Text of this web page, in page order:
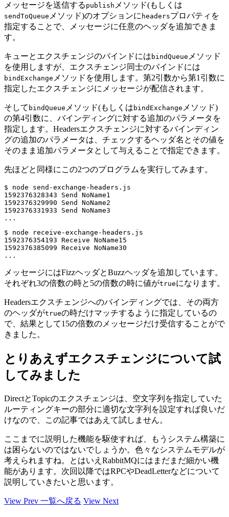
メッセージを送信する publish メソッド(もしくは
sendToQueue メソッド)のオプションに headersプロパティを
指定することで、メッセージに任意のヘッダを追加できま
す。
キューとエクスチェンジのバインドには bindQueue メソッド
を使用しますが、エクスチェンジ同士のバインドには
bindExchange メソッドを使用します。第2引数から第1引数に
指定したエクスチェンジにメッセージが配信されます。
そして bindQueue メソッド(もしくは bindExchange メソッド)
の第4引数に、バインディングに対する追加のパラメータを
指定します。Headersエクスチェンジに対するバインディン
グの追加のパラメータは、チェックするヘッダ名とその値を
そのまま追加パラメータとして与えることで指定できます。
先ほどと同様にこの2つのプログラムを実行してみます。
$ node send-exchange-headers.js
1592376328343 Send NoName1
1592376329990 Send NoName2
1592376331933 Send NoName3
...
$ node receive-exchange-headers.js
1592376354193 Receive NoName15
1592376385099 Receive NoName30
...
メッセージにはFizzヘッダとBuzzヘッダを追加しています。
それぞれ3の倍数の時と5の倍数の時に値がtrueになります。
Headersエクスチェンジへのバインディングでは、その両方
のヘッダがtrueの時だけマッチするように指定しているの
で、結果として15の倍数のメッセージだけ受信することがで
きました。
とりあえずエクスチェンジについて試
してみました
DirectとTopicのエクスチェンジは、空文字列を指定していた
ルーティングキーの部分に適切な文字列を設定すれば良いだ
けなので、この記事ではあえて試しません。
ここまでに説明した機能を駆使すれば、もうシステム構築に
は困らないのではないでしょうか。色々なシステムモデルが
考えられますね。とはいえRabbitMQにはまだまだ細かい機
能があります。次回以降ではRPCやDeadLetterなどについて
説明していきたいと思います。
View Prev 一覧へ戻る View Next